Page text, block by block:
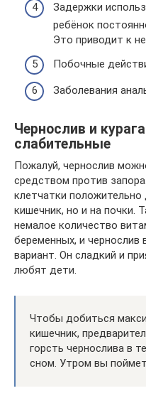
Задержки
ребёнок
Это приводит к
Побочные
Заболевания
Чернослив и
слабительные
Пожалуй, чернослив
средством против
клетчатки
кишечник, но и на почки.
немалое количество
беременных, и чернослив
вариант. Он сладкий и
любят дети.
Чтобы добиться
кишечник,
горсть чернослива в
сном. Утром вы